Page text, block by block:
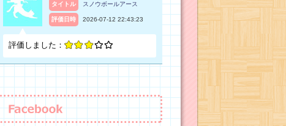
タイトル スノウボールアース
評価日時 2026-07-12 22:43:23
評価しました：